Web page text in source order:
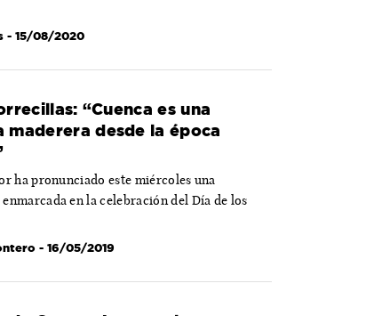
- 15/08/2020
“Cuenca es una
maderera desde la época
ha pronunciado este miércoles una
en la celebración del Día de los
- 16/05/2019